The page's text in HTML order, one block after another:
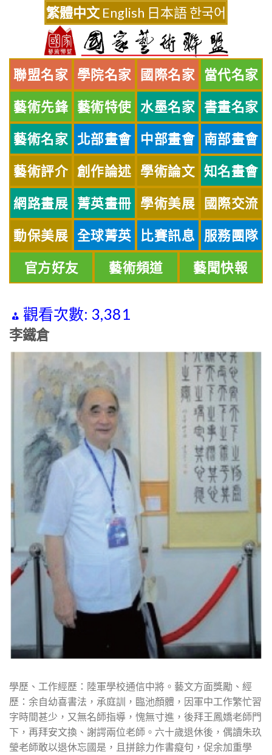
繁體中文 English 日本語한국어
聯盟名家 學院名家 國際名家 當代名家
藝術先鋒 藝術特使 水墨名家 書畫名家
藝術名家 北部畫會 中部畫會 南部畫會
藝術評介 創作論述 學術論文 知名畫會
網路畫展 菁英畫冊 學術美展 國際交流
動保美展 全球菁英 比賽訊息 服務團隊
官方好友 藝術頻道 藝聞快報
觀看次數: 3,381
李鐵倉
學歷、工作經歷：陸軍學校通信中將。藝文方面獎勵、經
歷：余自幼喜書法，承庭訓，臨池顏體，因軍中工作繁忙習
字時間甚少，又無名師指導，愧無寸進，後拜王鳳嬌老師門
下，再拜安文換、謝諤兩位老師。六十歲退休後，偶讀朱玖
瑩老師敢以退休忘國是，且拼餘力作書癡句，促余加重學